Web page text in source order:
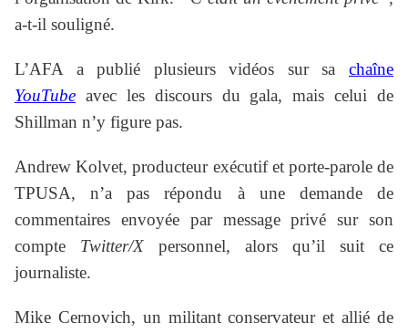
a-t-il souligné.
L’AFA a publié plusieurs vidéos sur sa chaîne
YouTube avec les discours du gala, mais celui de
Shillman n’y figure pas.
Andrew Kolvet, producteur exécutif et porte-parole de
TPUSA, n’a pas répondu à une demande de
commentaires envoyée par message privé sur son
compte Twitter/X personnel, alors qu’il suit ce
journaliste.
Mike Cernovich, un militant conservateur et allié de